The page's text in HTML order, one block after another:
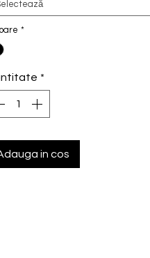
*
*
in cos